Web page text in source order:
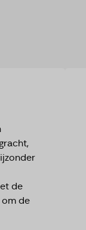
de
om de